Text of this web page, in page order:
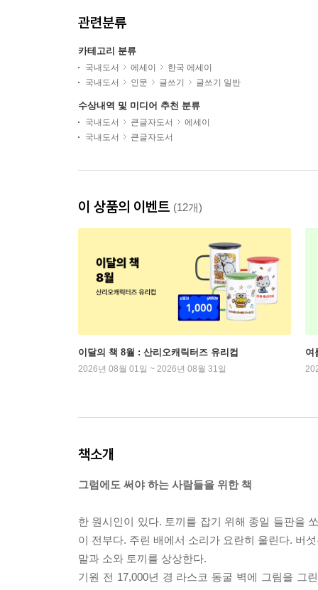
관련분류
카테고리 분류
국내도서 에세이
한국 에세이
국내도서
인문 글쓰기 글쓰기 일반
수상내역 및 미디어 추천 분류
국내도서 큰글자도서
에세이
국내도서
큰글자도서
이 상품의 이벤트 (12개)
이달의 책 8월 : 산리오캐릭터즈 유리컵
2026년 08월 01일 ~ 2026년 08월 31일
여
책소개
그럼에도 써야 하는 사람들을 위한 책
한 원시인이 있다. 토끼를 잡기 위해 종일 들판을
이 전부다. 주린 배에서 소리가 요란히 울린다. 버
말과 소와 토끼를 상상한다.
기원 전 17,000년 경 라스코 동굴 벽에 그림을 그